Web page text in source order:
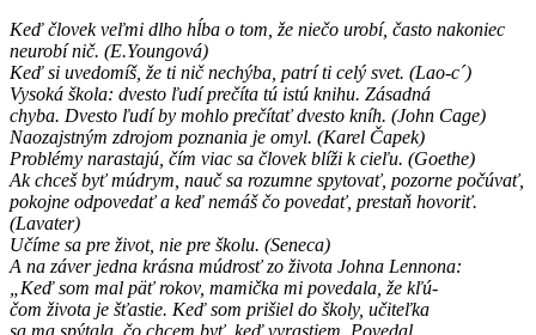
Keď človek veľmi dlho hĺba o tom, že niečo urobí, často nakoniec
neurobí nič. (E.Youngová)
Keď si uvedomíš, že ti nič nechýba, patrí ti celý svet. (Lao-c´)
Vysoká škola: dvesto ľudí prečíta tú istú knihu. Zásadná
chyba. Dvesto ľudí by mohlo prečítať dvesto kníh. (John Cage)
Naozajstným zdrojom poznania je omyl. (Karel Čapek)
Problémy narastajú, čím viac sa človek blíži k cieľu. (Goethe)
Ak chceš byť múdrym, nauč sa rozumne spytovať, pozorne počúvať,
pokojne odpovedať a keď nemáš čo povedať, prestaň hovoriť.
(Lavater)
Učíme sa pre život, nie pre školu. (Seneca)
A na záver jedna krásna múdrosť zo života Johna Lennona:
„Keď som mal päť rokov, mamička mi povedala, že kľú-
čom života je šťastie. Keď som prišiel do školy, učiteľka
sa ma spýtala, čo chcem byť, keď vyrastiem. Povedal